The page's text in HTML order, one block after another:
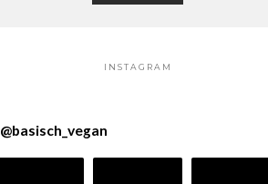
INSTAGRAM
@basisch_vegan